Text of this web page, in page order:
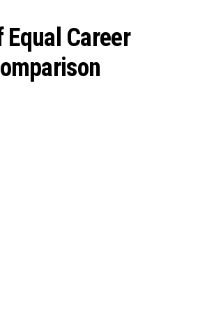
IM SCHULWESEN
Career